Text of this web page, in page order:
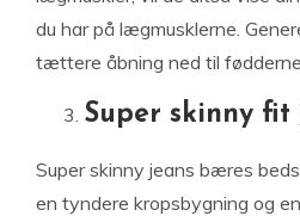
du har på lægmusklerne.
tættere åbning ned til
Super skinny fit
Super skinny jeans bæres
en tyndere kropsbygning og